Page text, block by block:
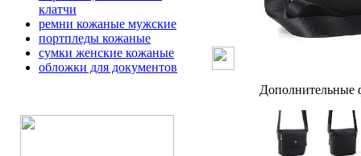
клатчи
ремни кожаные мужские
портпледы кожаные
сумки женские кожаные
обложки для документов
Дополнительные